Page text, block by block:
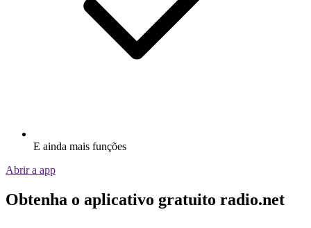
E ainda mais funções
Abrir a app
Obtenha o aplicativo gratuito radio.net